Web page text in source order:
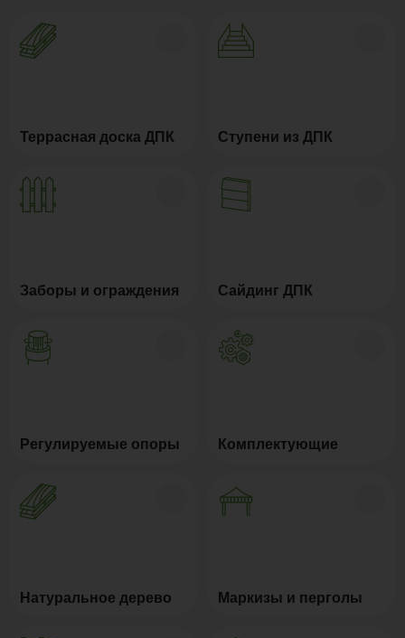
Террасная доска ДПК Ступени из ДПК
Заборы и ограждения Сайдинг ДПК
Регулируемые опоры Комплектующие
Натуральное дерево Маркизы и перголы